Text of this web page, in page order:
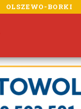
OLSZEWO-BORKI